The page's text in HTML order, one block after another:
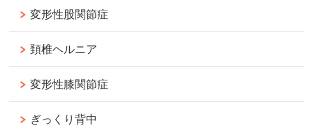
変形性股関節症
頚椎ヘルニア
変形性膝関節症
ぎっくり背中